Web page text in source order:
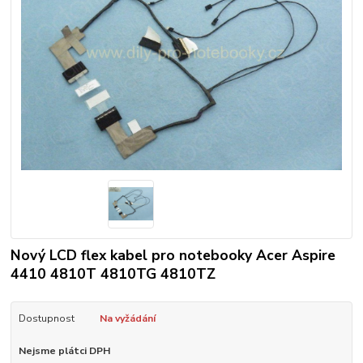
Nový LCD flex kabel pro notebooky Acer Aspire
4410 4810T 4810TG 4810TZ
Dostupnost Na vyžádání
Nejsme plátci DPH